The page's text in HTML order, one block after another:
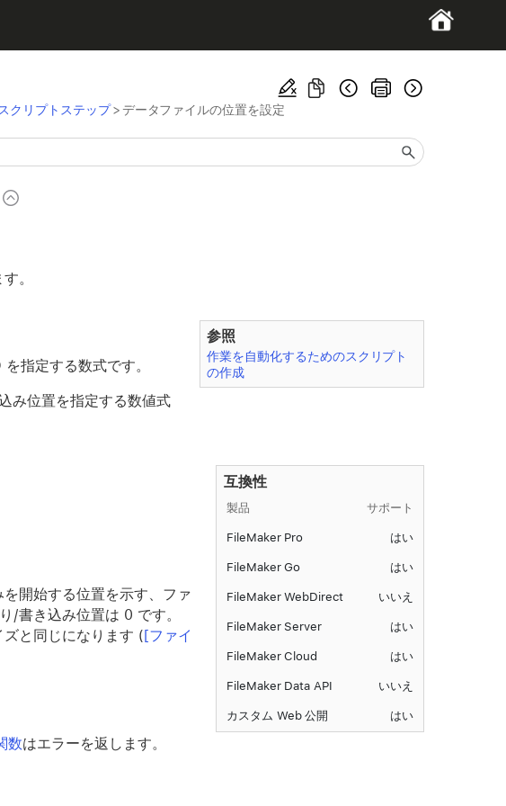
クリプトステップ>データファイルの位置を設定
。
参照
作業を自動化するためのスクリプト
の作成
指定する数式です。
み位置を指定する数値式
互換性
製品 サポート
FileMaker Pro はい
FileMaker Go はい
FileMaker WebDirect いいえ
FileMaker Server はい
FileMaker Cloud はい
FileMaker Data API いいえ
カスタム Web 公開 はい
開始する位置を示す、ファ
/書き込み位置は 0 です。
と同じになります ([ファイ
数はエラーを返します。